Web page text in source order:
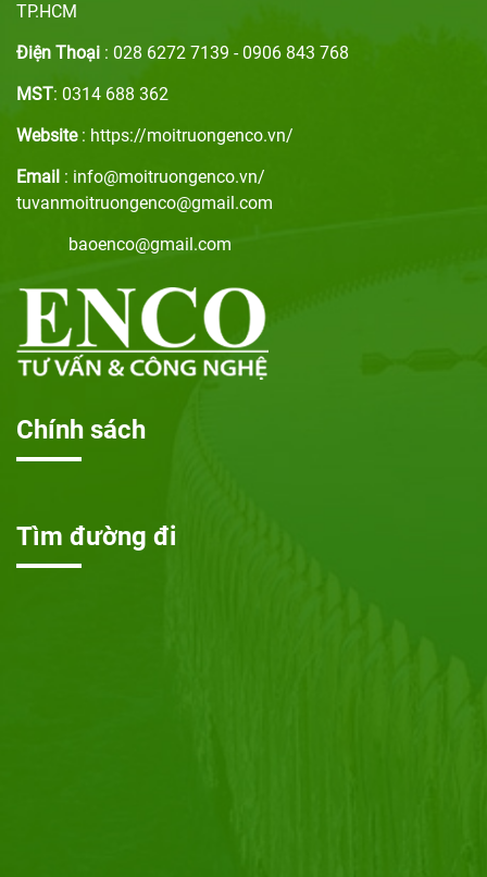
TP.HCM
Điện Thoại : 028 6272 7139 - 0906 843 768
MST: 0314 688 362
Website: https://moitruongenco.vn/
Email : info@moitruongenco.vn/
tuvanmoitruongenco@gmail.com
baoenco@gmail.com
Chính sách
Tìm đường đi